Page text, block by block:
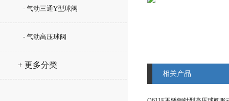
- 气动三通Y型球阀
- 气动高压球阀
+ 更多分类
相关产品